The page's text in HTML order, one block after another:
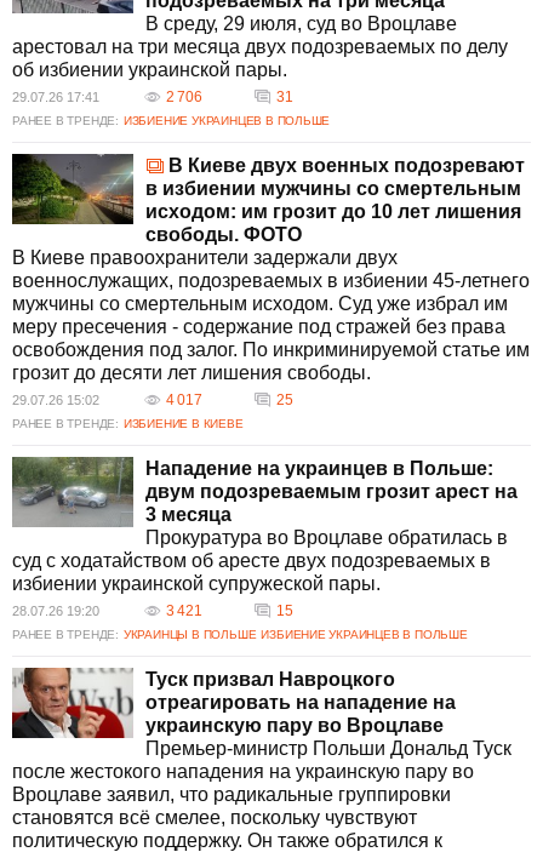
национальной почве и призывают к действиям,
направленным на предотвращение
ксенофобии и дискриминации в пострадавших
странах.
Как Польша борется с преступлениями на
национальной почве?
расследования и наказания виновных в
насильственных преступлениях. Активно
ведется работа по выявлению радикальных
группировок, проводятся судебные
разбирательства и аресты подозреваемых.
Каковы последствия для осуждённых в
инцидентах с избиениями?
Осуждённые по делам об избиениях могут
столкнуться с серьёзными правовыми
последствиями, включая лишение свободы,
что зависит от тяжести их преступлений и
обстоятельств инцидента. Суды определяют
обвинительного приговора.
В среду, 29 июля, суд во Вроцлаве
арестовал на три месяца двух подозреваемых по делу
об избиении украинской пары.
29.07.26 17:41 2 706 31
РАНЕЕ В ТРЕНДЕ: ИЗБИЕНИЕ УКРАИНЦЕВ В ПОЛЬШЕ
В Киеве двух военных подозревают
в избиении мужчины со смертельным
исходом: им грозит до 10 лет лишения
свободы. ФОТО
В Киеве правоохранители задержали двух
военнослужащих, подозреваемых в избиении 45-летнего
мужчины со смертельным исходом. Суд уже избрал им
меру пресечения - содержание под стражей без права
освобождения под залог. По инкриминируемой статье им
грозит до десяти лет лишения свободы.
29.07.26 15:02 4 017 25
РАНЕЕ В ТРЕНДЕ: ИЗБИЕНИЕ В КИЕВЕ
Нападение на украинцев в Польше:
двум подозреваемым грозит арест на
3 месяца
Прокуратура во Вроцлаве обратилась в
суд с ходатайством об аресте двух подозреваемых в
избиении украинской супружеской пары.
28.07.26 19:20 3 421 15
РАНЕЕ В ТРЕНДЕ: УКРАИНЦЫ В ПОЛЬШЕ ИЗБИЕНИЕ УКРАИНЦЕВ В ПОЛЬШЕ
Туск призвал Навроцкого
отреагировать на нападение на
украинскую пару во Вроцлаве
Премьер-министр Польши Дональд Туск
после жестокого нападения на украинскую пару во
Вроцлаве заявил, что радикальные группировки
становятся всё смелее, поскольку чувствуют
политическую поддержку. Он также обратился к